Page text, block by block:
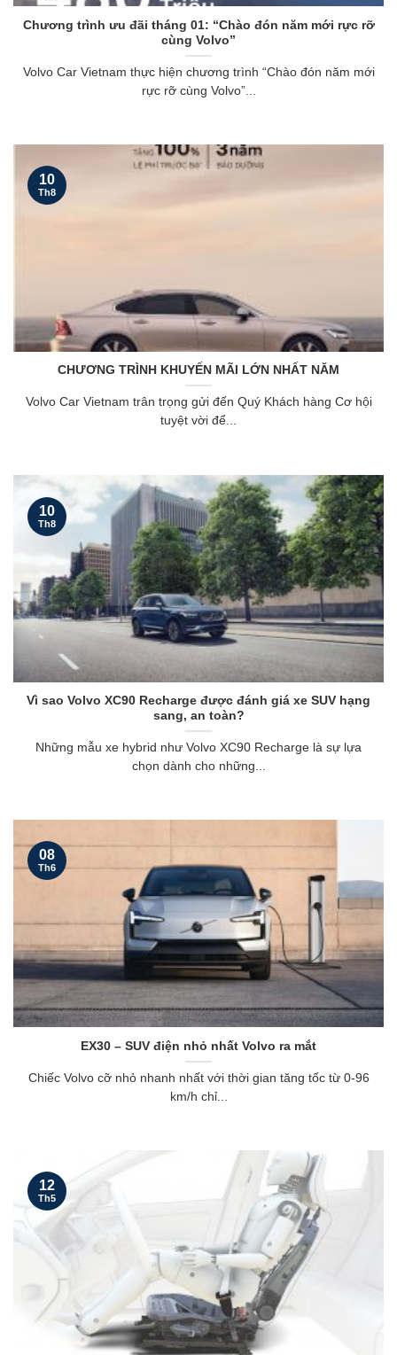
Chương trình ưu đãi tháng 01: “Chào đón năm mới rực rỡ
cùng Volvo”
Volvo Car Vietnam thực hiện chương trình “Chào đón năm mới
rực rỡ cùng Volvo”...
CHƯƠNG TRÌNH KHUYẾN MÃI LỚN NHẤT NĂM
Volvo Car Vietnam trân trọng gửi đến Quý Khách hàng Cơ hội
tuyệt vời để...
10
Th8
Vì sao Volvo XC90 Recharge được đánh giá xe SUV hạng
sang, an toàn?
Những mẫu xe hybrid như Volvo XC90 Recharge là sự lựa
chọn dành cho những...
10
Th8
EX30 – SUV điện nhỏ nhất Volvo ra mắt
Chiếc Volvo cỡ nhỏ nhanh nhất với thời gian tăng tốc từ 0-96
km/h chỉ...
08
Th6
12
Th5